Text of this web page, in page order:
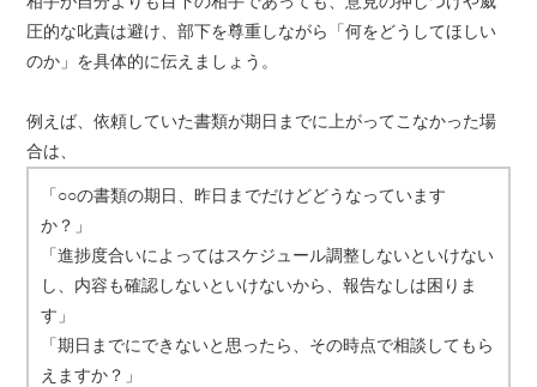
圧的な叱責は避け、部下を尊重しながら「何をどうしてほしい
のか」を具体的に伝えましょう。
例えば、依頼していた書類が期日までに上がってこなかった場
合は、
「○○の書類の期日、昨日までだけどどうなっています
か？」
「進捗度合いによってはスケジュール調整しないといけない
し、内容も確認しないといけないから、報告なしは困りま
す」
「期日までにできないと思ったら、その時点で相談してもら
えますか？」